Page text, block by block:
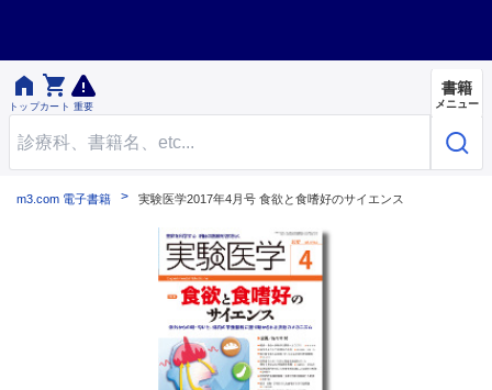

トップ

カート 重要
書籍
メニュー
m3.com 電子書籍 実験医学2017年4月号 食欲と食嗜好のサイエンス